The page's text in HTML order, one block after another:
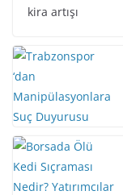
kira artışı